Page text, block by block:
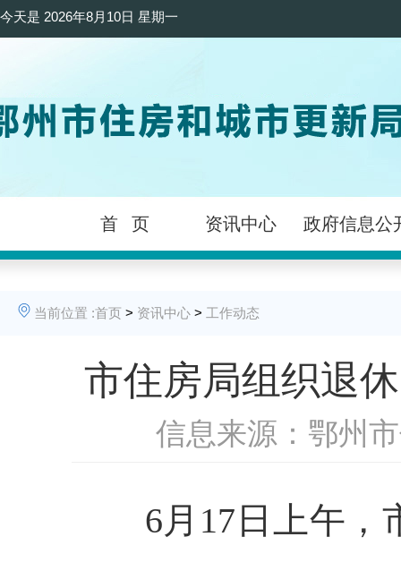
今天是 2026年8月10日 星期一
首 页 资讯中心 政府信息公
当前位置 :首页 > 资讯中心 > 工作动态
市住房局组织退
信息来源：鄂州
6月17日上午，